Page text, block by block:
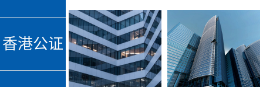
香港公证